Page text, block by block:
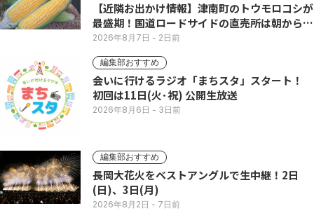
【近隣お出かけ情報】津南町のトウモロコシが
最盛期！国道ロードサイドの直売所は朝から長
い列
2026年8月7日 - 2日前
編集部おすすめ
会いに行けるラジオ「まちスタ」スタート！
初回は11日(火･祝) 公開生放送
2026年8月6日 - 3日前
編集部おすすめ
長岡大花火をベストアングルで生中継！2日
(日)、3日(月)
2026年8月2日 - 7日前